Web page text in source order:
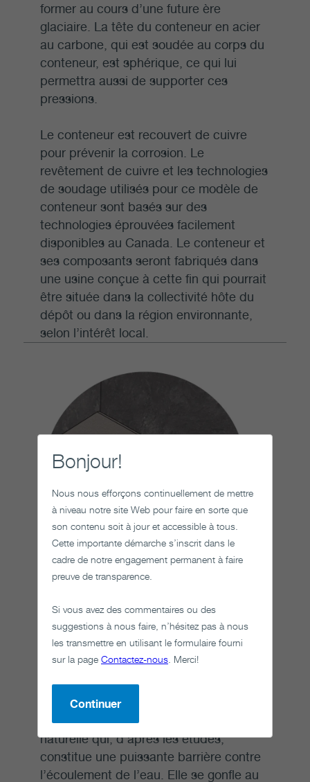
former au cours d’une future ère
glaciaire. La tête du conteneur en acier
au carbone, qui est soudée au corps du
conteneur, est sphérique, ce qui lui
permettra aussi de supporter ces
pressions.
Le conteneur est recouvert de cuivre
pour prévenir la corrosion. Le
revêtement de cuivre et les technologies
de soudage utilisés pour ce modèle de
conteneur sont basés sur des
technologies éprouvées facilement
disponibles au Canada. Le conteneur et
ses composants seront fabriqués dans
une usine conçue à cette fin qui pourrait
être située dans la collectivité hôte du
dépôt ou dans la région environnante,
selon l’intérêt local.
Quatrième barrière : L’argile de
bentonite
Lors de la mise en place du combustible
dans le dépôt, chaque conteneur de
combustible nucléaire irradié sera
enfermé dans une boîte tampon en argile
de bentonite hautement compactée.
L’argile de bentonite est une matière
naturelle qui, d’après les études,
constitue une puissante barrière contre
l’écoulement de l’eau. Elle se gonfle au
Bonjour!
Nous nous efforçons continuellement de mettre
à niveau notre site Web pour faire en sorte que
son contenu soit à jour et accessible à tous.
Cette importante démarche s’inscrit dans le
cadre de notre engagement permanent à faire
preuve de transparence.
Si vous avez des commentaires ou des
suggestions à nous faire, n’hésitez pas à nous
les transmettre en utilisant le formulaire fourni
sur la page Contactez-nous . Merci!
Continuer